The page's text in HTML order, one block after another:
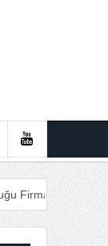
Anfas